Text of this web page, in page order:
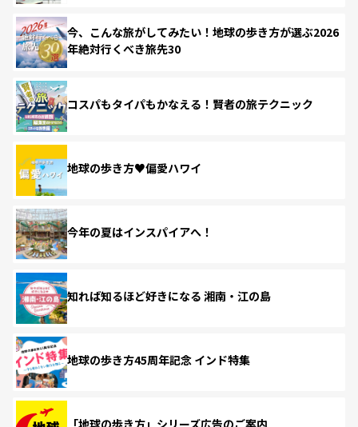
今、こんな旅がしてみたい！地球の歩き方が選ぶ2026
年絶対行くべき旅先30
コスパもタイパもかなえる！賢者の旅テクニック
地球の歩き方♥偏愛ハワイ
今年の夏はインスパイアへ！
知れば知るほど好きになる 湘南・江の島
地球の歩き方45周年記念 インド特集